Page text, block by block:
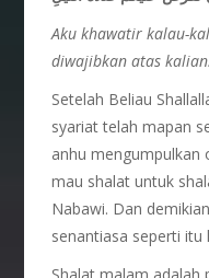
Aku khawatir kalau-
diwajibkan atas
Setelah Beliau
syariat telah mapan
anhu mengumpulkan
mau shalat untuk
Nabawi. Dan
senantiasa seperti itu